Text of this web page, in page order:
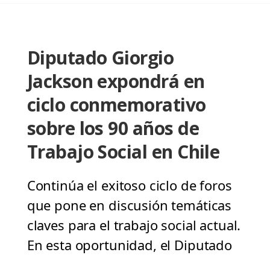
Diputado Giorgio
Jackson expondrá en
ciclo conmemorativo
sobre los 90 años de
Trabajo Social en Chile
Continúa el exitoso ciclo de foros
que pone en discusión temáticas
claves para el trabajo social actual.
En esta oportunidad, el Diputado